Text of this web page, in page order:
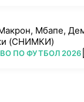
Мбапе,
(СНИМКИ)
ПО ФУТБОЛ 2026